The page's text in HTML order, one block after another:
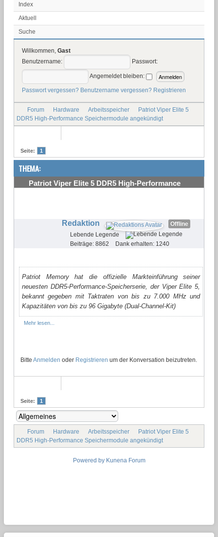
Index
Aktuell
Suche
Willkommen, Gast
Benutzername:
Passwort:
Angemeldet bleiben:
Passwort vergessen? Benutzername vergessen? Registrieren
Forum Hardware Arbeitsspeicher
Patriot Viper Elite 5
DDR5 High-Performance Speichermodule angekündigt
Seite: 1
THEMA:
Patriot Viper Elite 5 DDR5 High-Performance
Redaktion
Offline
Lebende Legende
Beiträge: 8862
Dank erhalten: 1240
Patriot Memory hat die offizielle Markteinführung seiner
neuesten DDR5-Performance-Speicherserie, der Viper Elite 5,
bekannt gegeben mit Taktraten von bis zu 7.000 MHz und
Kapazitäten von bis zu 96 Gigabyte (Dual-Channel-Kit)
Mehr lesen...
Bitte Anmelden oder Registrieren um der Konversation beizutreten.
Seite: 1
Forum Hardware Arbeitsspeicher
Patriot Viper Elite 5
DDR5 High-Performance Speichermodule angekündigt
Powered by Kunena Forum